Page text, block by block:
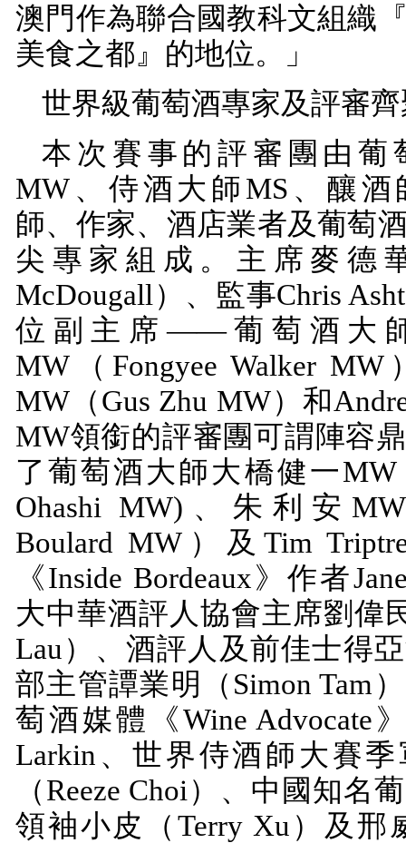
澳門作為聯合國教科文組織
美食之都』的地位。」
世界級葡萄酒專家及評審
本次賽事的評審團由葡
MW 、侍酒大師 MS 、釀酒
師、作家、酒店業者及葡萄
尖專家組成。主席麥德
McDougall ）、監事Chris
位副主席——葡萄酒大
MW （ Fongyee Walker MW
MW （Gus Zhu MW）和
MW領銜的評審團可謂陣容
了葡萄酒大師大橋健一MW
Ohashi MW) 、朱利安 MW
Boulard MW ）及 Tim
《Inside Bordeaux》作者
大中華酒評人協會主席劉偉
Lau ）、酒評人及前佳士得
部主管譚業明（ Simon Tam
萄酒媒體《Wine Advocate
Larkin 、世界侍酒師大賽
（Reeze Choi ）、中國知名
領袖小皮（ Terry Xu ）及邢